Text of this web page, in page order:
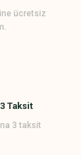
ücretsiz
Taksit
3 taksit